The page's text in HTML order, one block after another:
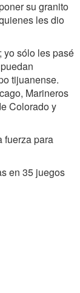
su granito
les dio
yo sólo les pasé
tijuanense.
Marineros
Colorado y
fuerza para
en 35 juegos